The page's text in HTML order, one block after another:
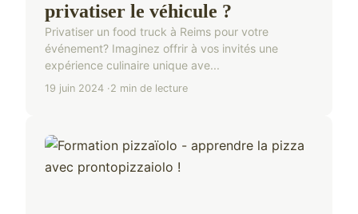
privatiser le véhicule ?
Privatiser un food truck à Reims pour votre
événement? Imaginez offrir à vos invités une
expérience culinaire unique ave...
19 juin 2024 2 min de lecture